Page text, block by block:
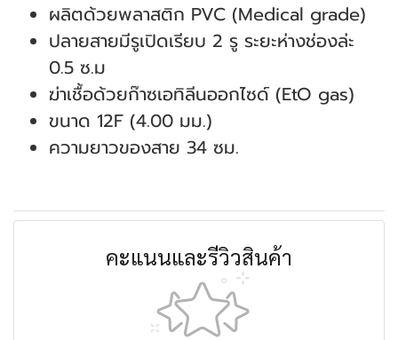
ผลิตด้วยพลาสติก PVC (Medical grade)
ปลายสายมีรูเปิดเรียบ 2 รู ระยะห่างช่องล่ะ
0.5 ซ.ม
ฆ่าเชื้อด้วยก๊าซเอทิลีนออกไซด์ (EtO gas)
ขนาด 12F (4.00 มม.)
ความยาวของสาย 34 ซม.
คะแนนและรีวิวสินค้า